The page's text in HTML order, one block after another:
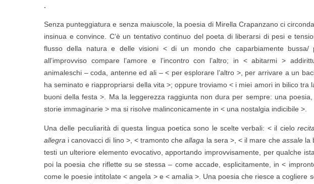
.
Senza punteggiatura e senza maiuscole, la poesia di Mirella Crapanzano ci
insinua e convince. C’è un tentativo continuo del poeta di liberarsi di pesi e
flusso della natura e delle visioni < di un mondo che caparbiamente
all’improvviso compare l’amore e l’incontro con l’altro; in < abitarmi >
animaleschi – coda, antenne ed ali – < per esplorare l’altro >, per arrivare a un
ha seminato e riappropriarsi della vita >; oppure troviamo < i miei amori in bilico tra
buoni della festa >. Ma la leggerezza raggiunta non dura per sempre: una
storie immaginarie > ma si risolve malinconicamente in < una nostalgia indicibile >.
Una delle peculiarità di questa lingua poetica sono le scelte verbali: < il cielo
allegra i canovacci di lino >, < tramonto cheallaga la sera >, < il mare che assalela
testi un ulteriore elemento evocativo, apportando improvvisamente, per qualche
poi la poesia che riflette su se stessa – come accade, esplicitamente, in <
come le poesie intitolate < angela > e < amalia >. Una poesia che riesce a cogliere